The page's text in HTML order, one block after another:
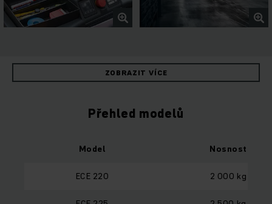
ZOBRAZIT VÍCE
Přehled modelů
Model Nosnost
ECE 220 2 000 kg